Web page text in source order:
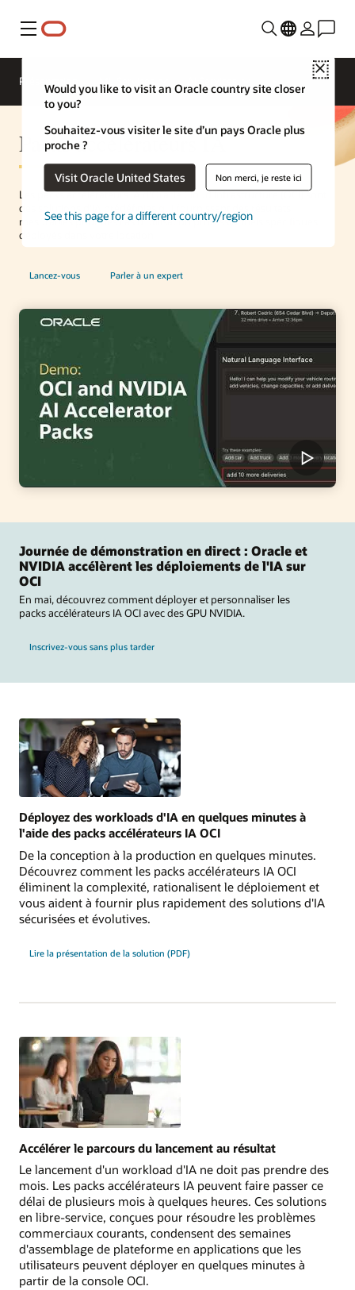
Menu
Close
Would you like to visit an Oracle country site closer
to you?
Souhaitez-vous visiter le site d’un pays Oracle plus
proche ?
Visit Oracle United States Non merci, je reste ici
See this page for a different country/region
Présentation
Packs accélérateurs IA
Les packs accélérateurs IA d'Oracle Cloud Infrastructure (OCI) sont
des solutions d'IA prédéfinies qui fournissent des résultats
mesurables pour des cas d'utilisation professionnels spécifiques
déployés dans votre location.
Lancez-vous Parler à un expert
Journée de démonstration en direct : Oracle et
NVIDIA accélèrent les déploiements de l'IA sur
OCI
En mai, découvrez comment déployer et personnaliser les
packs accélérateurs IA OCI avec des GPU NVIDIA.
Inscrivez-vous sans plus tarder
Déployez des workloads d'IA en quelques minutes à
l'aide des packs accélérateurs IA OCI
De la conception à la production en quelques minutes.
Découvrez comment les packs accélérateurs IA OCI
éliminent la complexité, rationalisent le déploiement et
vous aident à fournir plus rapidement des solutions d'IA
sécurisées et évolutives.
Lire la présentation de la solution (PDF)
déployer
quelques
l'aide
des
packs
accélérateurs
IA
Accélérer le parcours du lancement au résultat
Le lancement d'un workload d'IA ne doit pas prendre des
mois. Les packs accélérateurs IA peuvent faire passer ce
délai de plusieurs mois à quelques heures. Ces solutions
en libre-service, conçues pour résoudre les problèmes
commerciaux courants, condensent des semaines
d'assemblage de plateforme en applications que les
utilisateurs peuvent déployer en quelques minutes à
partir de la console OCI.